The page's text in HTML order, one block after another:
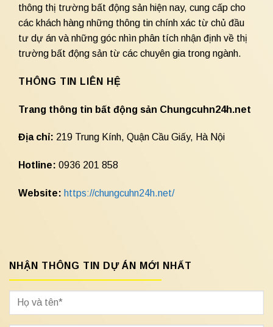
thông thị trường bất động sản hiện nay, cung cấp cho
các khách hàng những thông tin chính xác từ chủ đầu
tư dự án và những góc nhìn phân tích nhận định về thị
trường bất động sản từ các chuyên gia trong ngành.
THÔNG TIN LIÊN HỆ
Trang thông tin bất động sản Chungcuhn24h.net
Địa chỉ: 219 Trung Kính, Quận Cầu Giấy, Hà Nội
Hotline: 0936 201 858
Website: https://chungcuhn24h.net/
NHẬN THÔNG TIN DỰ ÁN MỚI NHẤT